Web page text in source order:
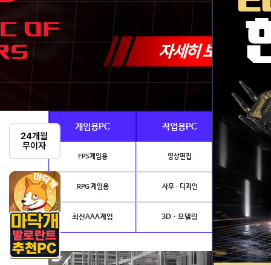
게임용PC 작업용PC Ai · 전
FPS게임용 영상편집
RPG 게임용 사무 · 디자인
최신AAA게임 3D · 모델링 NVIDIA